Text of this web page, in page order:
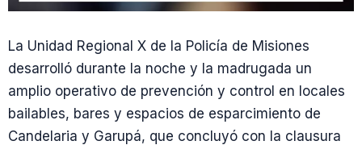
La Unidad Regional X de la Policía de Misiones
desarrolló durante la noche y la madrugada un
amplio operativo de prevención y control en locales
bailables, bares y espacios de esparcimiento de
Candelaria y Garupá, que concluyó con la clausura